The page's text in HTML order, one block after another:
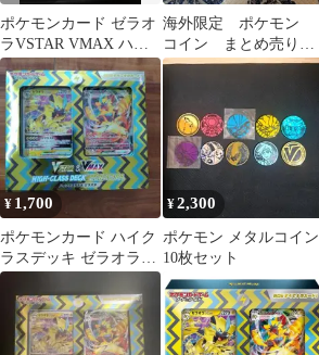
ポケモンカード ゼラオ
ラVSTAR VMAX ハイ
クラスデッキ 60枚
海外限定 ポケモン
コイン まとめ売り
ジャンボ
¥ 1,700
ポケモンカード ハイク
ラスデッキ ゼラオラ
VSTAR & VMAX
¥2,300
ポケモン メタルコイン
10枚セット